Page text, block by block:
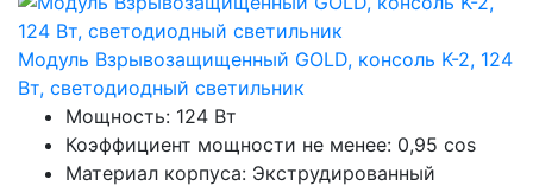
Модуль Взрывозащищенный GOLD, консоль K-2, 124
Вт, светодиодный светильник
Мощность: 124 Вт
Коэффициент мощности не менее: 0,95 cos
Материал корпуса: Экструдированный